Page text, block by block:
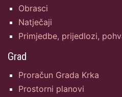
Obrasci
Natječaji
Primjedbe, prijedlozi,
Grad
Proračun Grada Krka
Prostorni planovi